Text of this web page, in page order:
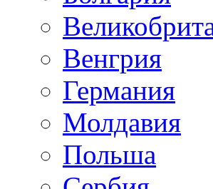
Венгрия
Германия
Молдавия
Польша